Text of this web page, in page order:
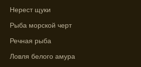
Лучше всего ловить рыбу в
максимального
Прогноз клева на сутки
Нерест щуки
Рыба морской черт
Речная рыба
Ловля белого амура